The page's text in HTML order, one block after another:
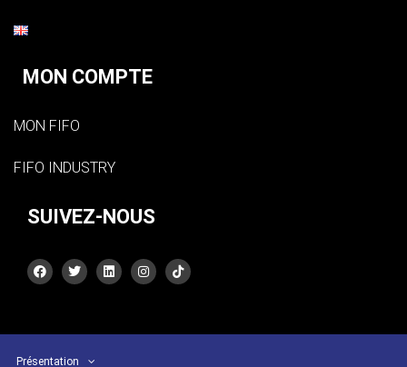
MON COMPTE
MON FIFO
FIFO INDUSTRY
SUIVEZ-NOUS
Présentation